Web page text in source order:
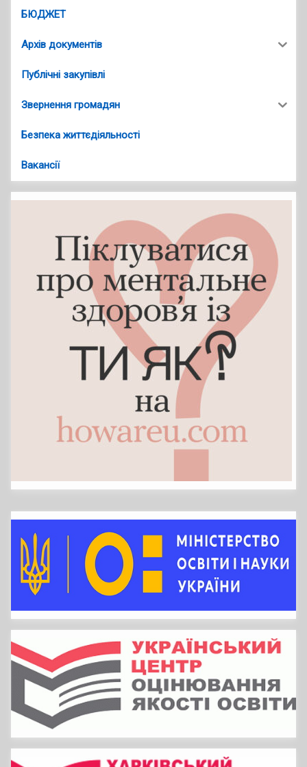
БЮДЖЕТ
Архів документів
Публічні закупівлі
Звернення громадян
Безпека життєдіяльності
Вакансії